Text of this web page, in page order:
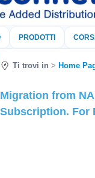
PRODOTTI CORSI
Ti trovi in Home
Migration from
Subscription. For